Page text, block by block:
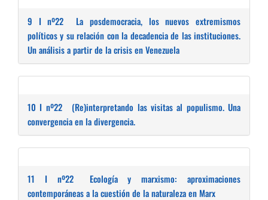
9 I nº22
La posdemocracia, los nuevos extremismos
políticos y su relación con la decadencia de las instituciones.
Un análisis a partir de la crisis en Venezuela
10 I nº22
(Re)interpretando las visitas al populismo. Una
convergencia en la divergencia.
11 I nº22
Ecología y marxismo: aproximaciones
contemporáneas a la cuestión de la naturaleza en Marx